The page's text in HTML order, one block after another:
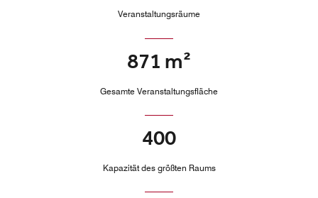
Veranstaltungsräume
871 m²
Gesamte Veranstaltungsfläche
400
Kapazität des größten Raums